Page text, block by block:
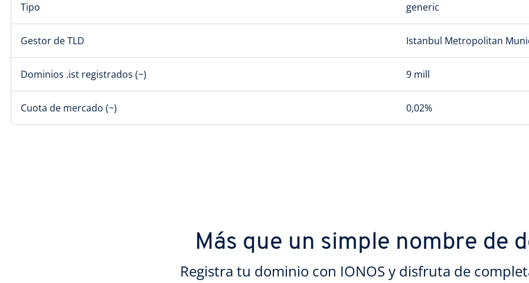
Tipo generic
Gestor de TLD Istanbul Metropolitan
Dominios .ist registrados (~) 9 mill
Cuota de mercado (~) 0,02%
Más que un simple nombre de
Registra tu dominio con IONOS y disfruta de